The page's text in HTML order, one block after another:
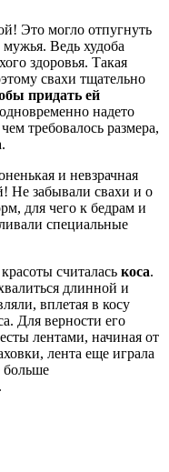
Это могло отпугнуть
Ведь худоба
здоровья. Такая
свахи тщательно
придать ей
надето
требовалось размера,
и невзрачная
Не забывали свахи и о
для чего к бедрам и
специальные
считалась коса.
длинной и
вплетая в косу
Для верности его
лентами, начиная от
лента еще играла
больше